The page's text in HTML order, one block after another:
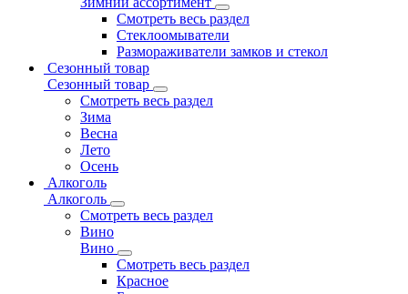
Смотреть весь раздел
Стеклоомыватели
Размораживатели замков и стекол
Сезонный товар
Сезонный товар
Смотреть весь раздел
Зима
Весна
Лето
Осень
Алкоголь
Алкоголь
Смотреть весь раздел
Вино
Вино
Смотреть весь раздел
Красное